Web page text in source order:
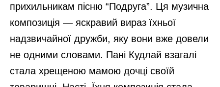
прихильникам пісню “Подруга”. Ця музична
композиція — яскравий вираз їхньої
надзвичайної дружби, яку вони вже довели
не одними словами. Пані Кудлай взагалі
стала хрещеною мамою дочці своїй